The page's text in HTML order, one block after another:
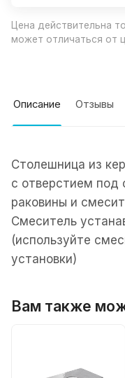
Цена действительна
может отличаться от
Описание Отзывы
Столешница из
с отверстием под
раковины и
Смеситель
(используйте
установки)
Вам также